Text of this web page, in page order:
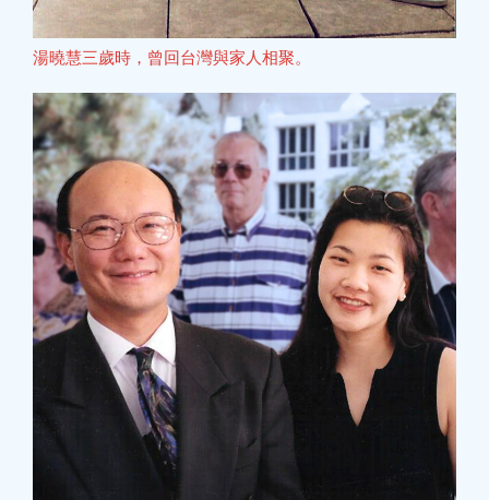
湯曉慧三歲時，曾回台灣與家人相聚。